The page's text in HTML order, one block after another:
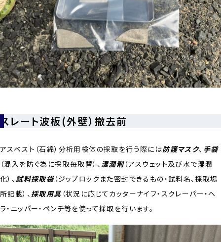
スレート波板(外壁）撤去前
アスベスト（石綿）分析用検体の採取を行う際には防護マスク、 手袋
（混入を防ぐ為に採取毎取替）、 湿潤剤（アスウェット及び水で湿潤
化）、 試料採取袋（ジップロックまた密封できるもの・試料名、採取場
所記載）、 採取用具 （状況に応じてカッターナイフ・スクレーパー・ヘ
ラ・ニッパー・ペンチ等を使って採取を行います。